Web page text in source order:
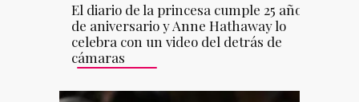
El diario de la princesa cumple 25 años
de aniversario y Anne Hathaway lo
celebra con un video del detrás de
cámaras